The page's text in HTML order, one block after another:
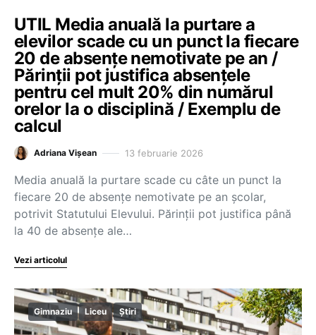
UTIL Media anuală la purtare a
elevilor scade cu un punct la fiecare
20 de absențe nemotivate pe an /
Părinții pot justifica absențele
pentru cel mult 20% din numărul
orelor la o disciplină / Exemplu de
calcul
Adriana Vișean 13 februarie 2026
Media anuală la purtare scade cu câte un punct la
fiecare 20 de absențe nemotivate pe an școlar,
potrivit Statutului Elevului. Părinții pot justifica până
la 40 de absențe ale…
Vezi articolul
Gimnaziu Liceu Știri